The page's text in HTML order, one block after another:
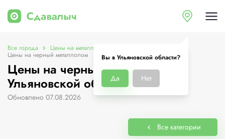
Вы в Ульяновской области?
Да Нет
Все города Цены на металлолом в Ульяновской области
Цены на черный металлолом
Цены на черный металлолом в
Ульяновской области
Обновлено 07.08.2026
Все категории